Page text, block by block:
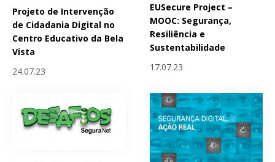
Projeto de Intervenção
de Cidadania Digital no
Centro Educativo da Bela
Vista
24.07.23
EUSecure Project –
MOOC: Segurança,
Resiliência e
Sustentabilidade
17.07.23